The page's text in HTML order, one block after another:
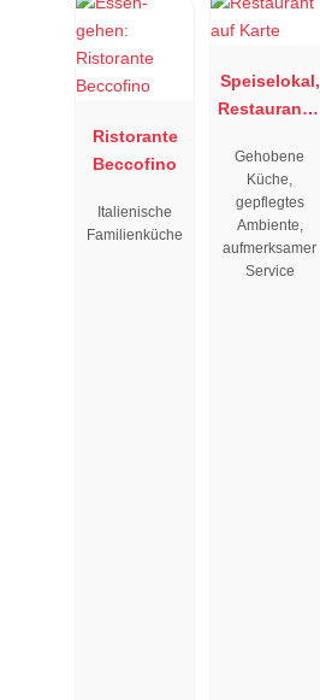
Ristorante
Beccofino
Italienische
Familienküche
Speiselokal,
Restaurant "
"
Gehobene
Küche,
gepflegtes
Ambiente,
aufmerksamer
Service